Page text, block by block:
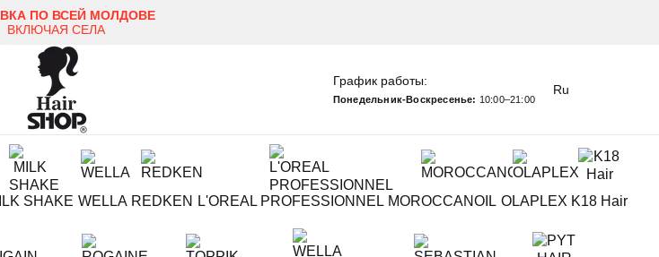
ПО ВСЕЙ МОЛДОВЕ
ВКЛЮЧАЯ СЕЛА
График работы:
Понедельник-Воскресенье: 10:00–21:00
Ru
SHAKE WELLA REDKEN L'OREAL PROFESSIONNEL MOROCCANOIL OLAPLEX K18 Hair